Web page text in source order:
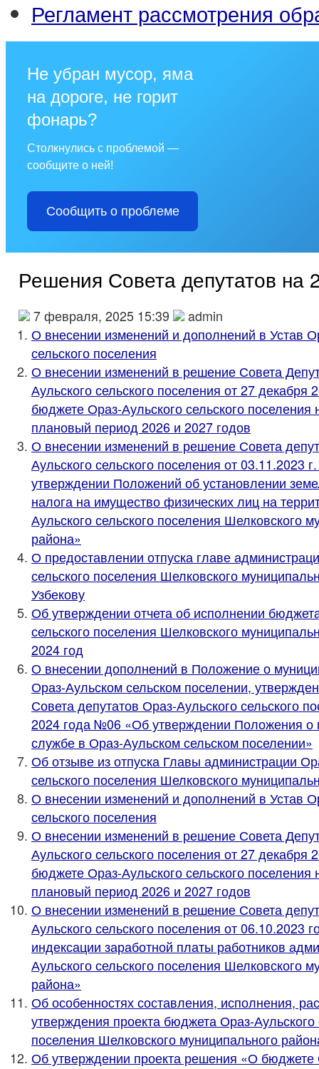
Регламент рассмотрения
Не убран мусор, яма
на дороге, не горит
фонарь?
Столкнулись с проблемой —
сообщите о ней!
Сообщить о проблеме
Решения Совета депутатов на
7 февраля, 2025 15:39
admin
О внесении изменений и дополнений в Устав
сельского поселения
О внесении изменений в решение Совета
Аульского сельского поселения от 27
бюджете Ораз-Аульского сельского поселения
плановый период 2026 и 2027 годов
О внесении изменений в решение Совета
Аульского сельского поселения от 03.11.2023
утверждении Положений об установлении
налога на имущество физических лиц на
Аульского сельского поселения Шелковского
района»
О предоставлении отпуска главе
сельского поселения Шелковского
Узбекову
Об утверждении отчета об исполнении
сельского поселения Шелковского
2024 год
О внесении дополнений в Положение о
Ораз-Аульском сельском поселении,
Совета депутатов Ораз-Аульского сельского
2024 года №06 «Об утверждении Положения о
службе в Ораз-Аульском сельском поселении»
Об отзыве из отпуска Главы администрации
сельского поселения Шелковского
О внесении изменений и дополнений в Устав
сельского поселения
О внесении изменений в решение Совета
Аульского сельского поселения от 27
бюджете Ораз-Аульского сельского поселения
плановый период 2026 и 2027 годов
О внесении изменений в решение Совета
Аульского сельского поселения от 06.10.2023
индексации заработной платы работников
Аульского сельского поселения Шелковского
района»
Об особенностях составления, исполнения,
утверждения проекта бюджета Ораз-Аульского
поселения Шелковского муниципального
Об утверждении проекта решения «О бюджете